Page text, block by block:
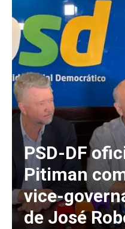
PSD-DF
Pitiman
vice-
de José